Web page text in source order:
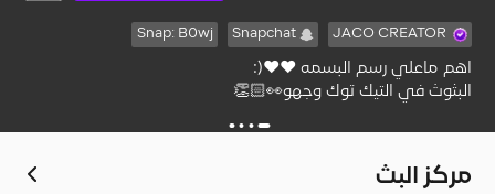
JACO CREATOR
Snapchat
Snap: B0wj
البثوث في التيك توك وجهو👀👏🏻
مركز البث